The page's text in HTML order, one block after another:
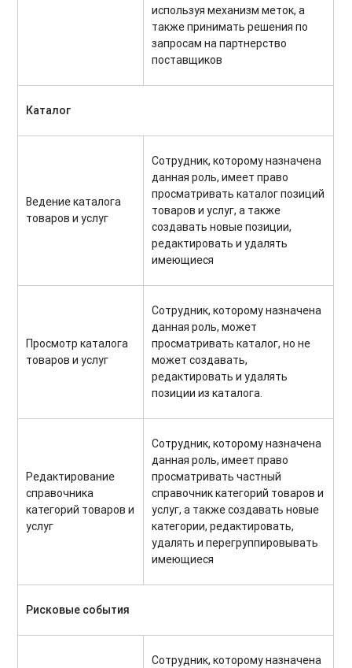
используя механизм меток, а
также принимать решения по
запросам на партнерство
поставщиков
Каталог
Ведение каталога
товаров и услуг
Сотрудник, которому назначена
данная роль, имеет право
просматривать каталог позиций
товаров и услуг, а также
создавать новые позиции,
редактировать и удалять
имеющиеся
Просмотр каталога
товаров и услуг
Сотрудник, которому назначена
данная роль, может
просматривать каталог, но не
может создавать,
редактировать и удалять
позиции из каталога.
Редактирование
справочника
категорий товаров и
услуг
Сотрудник, которому назначена
данная роль, имеет право
просматривать частный
справочник категорий товаров и
услуг, а также создавать новые
категории, редактировать,
удалять и перегруппировывать
имеющиеся
Рисковые события
Сотрудник, которому назначена